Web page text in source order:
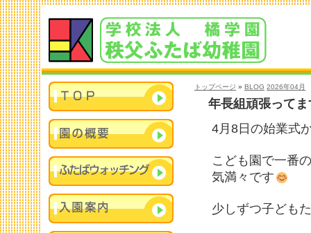
トップページ » BLOG 2026年04月
年長組頑張って
4月8日の始業式
こども園で一番
気満々です
少しずつ子ども